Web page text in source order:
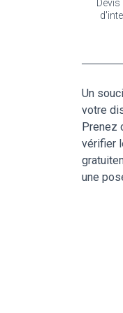
Un
votre
Prenez
vérifier
une